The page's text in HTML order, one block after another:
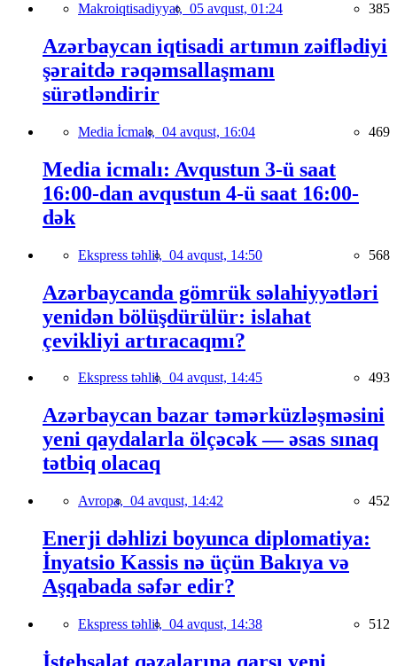
Makroiqtisadiyyat, 05 avqust, 01:24 385
Azərbaycan iqtisadi artımın zəiflədiyi
şəraitdə rəqəmsallaşmanı
sürətləndirir
Media İcmalı, 04 avqust, 16:04 469
Media icmalı: Avqustun 3-ü saat
16:00-dan avqustun 4-ü saat 16:00-
dək
Ekspress təhlil, 04 avqust, 14:50 568
Azərbaycanda gömrük səlahiyyətləri
yenidən bölüşdürülür: islahat
çevikliyi artıracaqmı?
Ekspress təhlil, 04 avqust, 14:45 493
Azərbaycan bazar təmərküzləşməsini
yeni qaydalarla ölçəcək — əsas sınaq
tətbiq olacaq
Avropa, 04 avqust, 14:42 452
Enerji dəhlizi boyunca diplomatiya:
İnyatsio Kassis nə üçün Bakıya və
Aşqabada səfər edir?
Ekspress təhlil, 04 avqust, 14:38 512